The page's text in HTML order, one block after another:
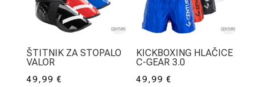
ŠTITNIK ZA STOPALO
VALOR
49,99 €
KICKBOXING HLAČICE
C-GEAR 3.0
49,99€